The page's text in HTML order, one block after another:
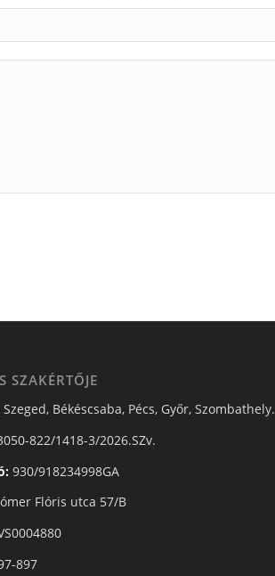
SZAKÉRTŐJE
Békéscsaba, Pécs, Győr, Szombathely.
822/1418-3/2026.SZv.
930/918234998GA
Flóris utca 57/B
897